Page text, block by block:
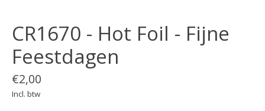
CR1670 - Hot Foil - Fijne
Feestdagen
€2,00
Incl. btw